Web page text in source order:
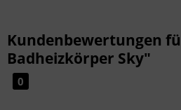
Kundenbewertungen
Badheizkörper Sky"
0